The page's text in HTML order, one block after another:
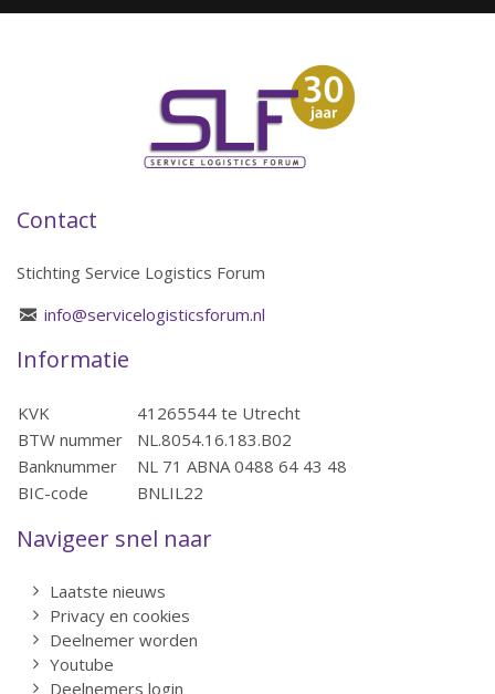
Contact
Stichting Service Logistics Forum
info@servicelogisticsforum.nl
Informatie
KVK
41265544 te Utrecht
BTW nummer
NL.8054.16.183.B02
Banknummer
NL 71 ABNA 0488 64 43 48
BIC-code
BNLIL22
Navigeer snel naar
Laatste nieuws
Privacy en cookies
Deelnemer worden
Youtube
Deelnemers login